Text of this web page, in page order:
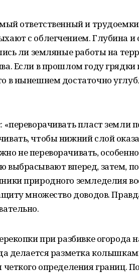
ответственный и
с облегчением. Глубина и
ли земляные работы на
Если в прошлом году
в нынешнем достаточно
пласт земли
чтобы нижний слой
не переворачивать,
вперед, затем,
природного земледелия
множество доводов.
при разбивке огорода
делается разметка
четкого определения границ.